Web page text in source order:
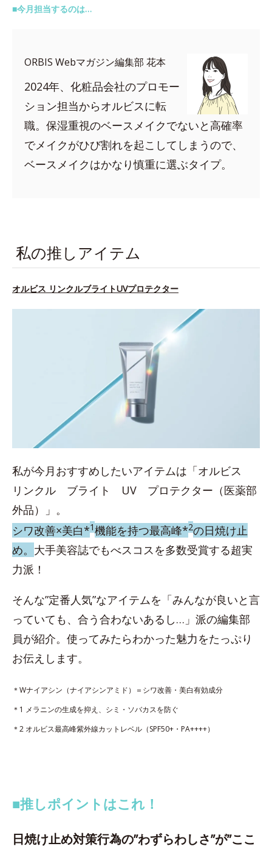
■今月担当するのは…
ORBIS Webマガジン編集部 花本
2024年、化粧品会社のプロモー
ション担当からオルビスに転
職。保湿重視のベースメイクでないと高確率
でメイクがひび割れを起こしてしまうので、
ベースメイクはかなり慎重に選ぶタイプ。
私の推しアイテム
オルビス リンクルブライトUVプロテクター
私が今月おすすめしたいアイテムは「オルビス
リンクル ブライト UV プロテクター（医薬部
外品）」。
シワ改善×美白*1機能を持つ最高峰*2の日焼け止
め。 大手美容誌でもべスコスを多数受賞する超実
力派！
そんな”定番人気”なアイテムを「みんなが良いと言
っていても、合う合わないあるし…」派の編集部
員が紹介。使ってみたらわかった魅力をたっぷり
お伝えします。
＊Wナイアシン（ナイアシンアミド）＝シワ改善・美白有効成分
＊1 メラニンの生成を抑え、シミ・ソバカスを防ぐ
＊2 オルビス最高峰紫外線カットレベル（SPF50+・PA++++）
■推しポイントはこれ！
日焼け止め対策行為の”わずらわしさ”が”ここ